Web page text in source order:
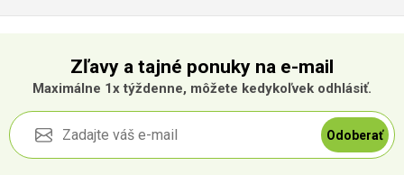
Zľavy a tajné ponuky na e-mail
Maximálne 1x týždenne, môžete kedykoľvek odhlásiť.
Odoberať